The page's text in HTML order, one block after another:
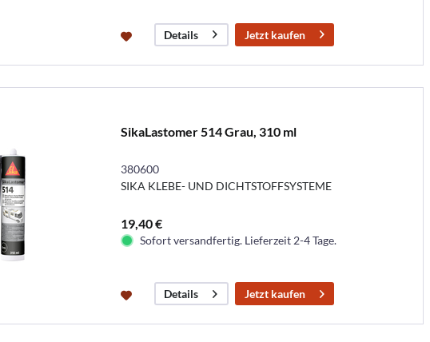
Details Jetzt kaufen
SikaLastomer 514 Grau, 310 ml
380600
SIKA KLEBE- UND DICHTSTOFFSYSTEME
19,40 €
Sofort versandfertig. Lieferzeit 2-4 Tage.
Details Jetzt kaufen